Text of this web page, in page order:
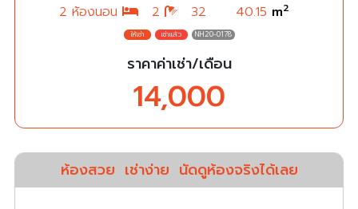
2 ห้องนอน 2 32 40.15 m2
NH20-0178
ราคาค่าเช่า/เดือน
14,000
ห้องสวย เช่าง่าย นัดดูห้องจริงได้เลย